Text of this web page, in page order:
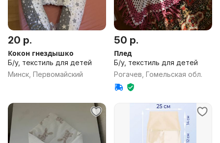
20 р.
Кокон гнездышко
Б/у, текстиль для детей
Минск, Первомайский
50 р.
Плед
Б/у, текстиль для детей
Рогачев, Гомельская обл.